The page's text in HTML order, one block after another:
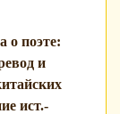
о поэте:
и
ист.-